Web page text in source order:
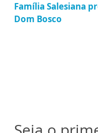
Família Salesiana
Dom Bosco